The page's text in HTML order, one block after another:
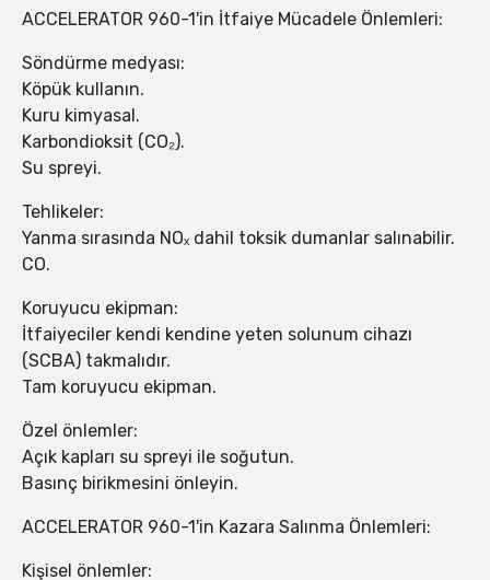
ACCELERATOR 960-1'in İtfaiye Mücadele Önlemleri:
Söndürme medyası:
Köpük kullanın.
Kuru kimyasal.
Karbondioksit (CO₂).
Su spreyi.
Tehlikeler:
Yanma sırasında NOₓ dahil toksik dumanlar salınabilir.
CO.
Koruyucu ekipman:
İtfaiyeciler kendi kendine yeten solunum cihazı
(SCBA) takmalıdır.
Tam koruyucu ekipman.
Özel önlemler:
Açık kapları su spreyi ile soğutun.
Basınç birikmesini önleyin.
ACCELERATOR 960-1'in Kazara Salınma Önlemleri:
Kişisel önlemler: